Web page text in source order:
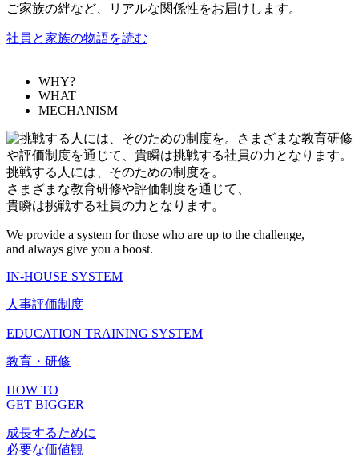
ご家族の絆など、リアルな関係性をお届けします。
社員と家族の物語を読む
WHY?
WHAT
MECHANISM
挑戦する人には、そのための制度を。
さまざまな教育研修や評価制度を通じて、
貴瞬は挑戦する社員の力となります。
We provide a system for those who are up to the challenge,
and always give you a boost.
IN-HOUSE SYSTEM
人事評価制度
EDUCATION TRAINING SYSTEM
教育・研修
HOW TO
GET BIGGER
成長するために
必要な価値観